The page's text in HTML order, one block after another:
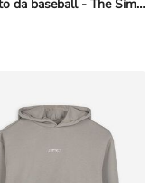
Berretto da baseball - The Simpsons - Beige